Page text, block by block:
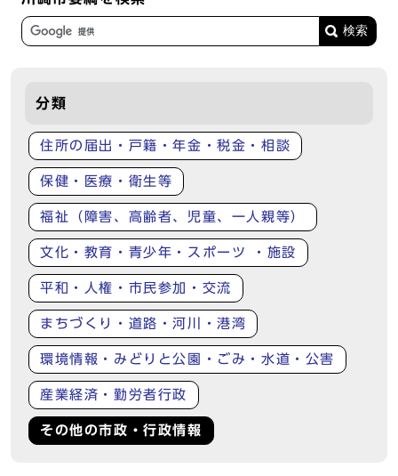
分類
住所の届出・戸籍・年金・税金・相談
保健・医療・衛生等
福祉（障害、高齢者、児童、一人親等）
文化・教育・青少年・スポーツ ・施設
平和・人権・市民参加・交流
まちづくり・道路・河川・港湾
環境情報・みどりと公園・ごみ・水道・公害
産業経済・勤労者行政
その他の市政・行政情報